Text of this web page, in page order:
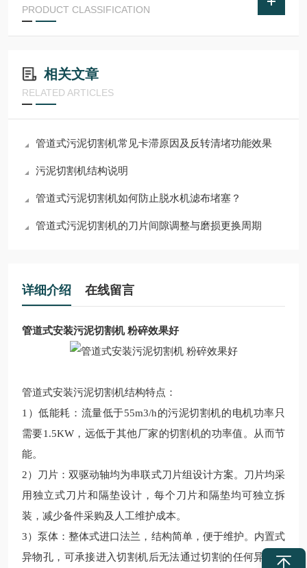
PRODUCT CLASSIFICATION
相关文章
RELATED ARTICLES
管道式污泥切割机常见卡滞原因及反转清堵功能效果
污泥切割机结构说明
管道式污泥切割机如何防止脱水机滤布堵塞？
管道式污泥切割机的刀片间隙调整与磨损更换周期
详细介绍 在线留言
管道式安装污泥切割机 粉碎效果好
管道式安装污泥切割机结构特点：
1 ）低能耗：流量低于55m3/h的污泥切割机的电机功率只
需要1.5KW，远低于其他厂家的切割机的功率值。从而节
能。
2）刀片：双驱动轴均为串联式刀片组设计方案。刀片均采
用独立式刀片和隔垫设计，每个刀片和隔垫均可独立拆
装，减少备件采购及人工维护成本。
3）泵体：整体式进口法兰，结构简单，便于维护。内置式
异物孔，可承接进入切割机后无法通过切割的任何异物，